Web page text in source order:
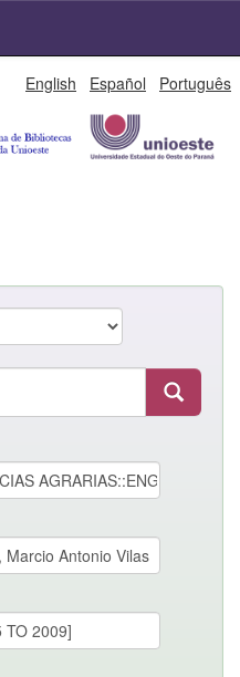
English Español Português